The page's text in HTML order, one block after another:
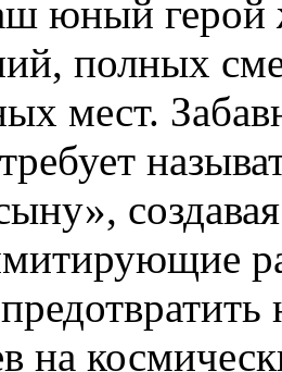
юный герой
полных
мест.
на